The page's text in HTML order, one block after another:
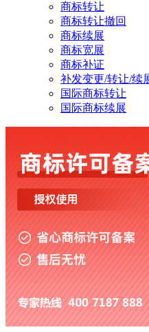
商标转让
商标转让撤回
商标续展
商标宽展
商标补证
补发变更/转让/续
国际商标转让
国际商标续展